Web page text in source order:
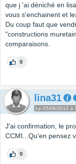
que j 'ai déniché en
vous s'enchainent et
Du coup faut que
"constructions
comparaisons.
0
lina31
Le 05/06/2012 à
J'ai confirmation, le
CCMI...Qu'en pensez
0